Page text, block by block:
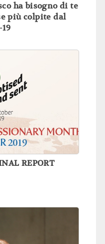
ha bisogno di te
più colpite dal
REPORT